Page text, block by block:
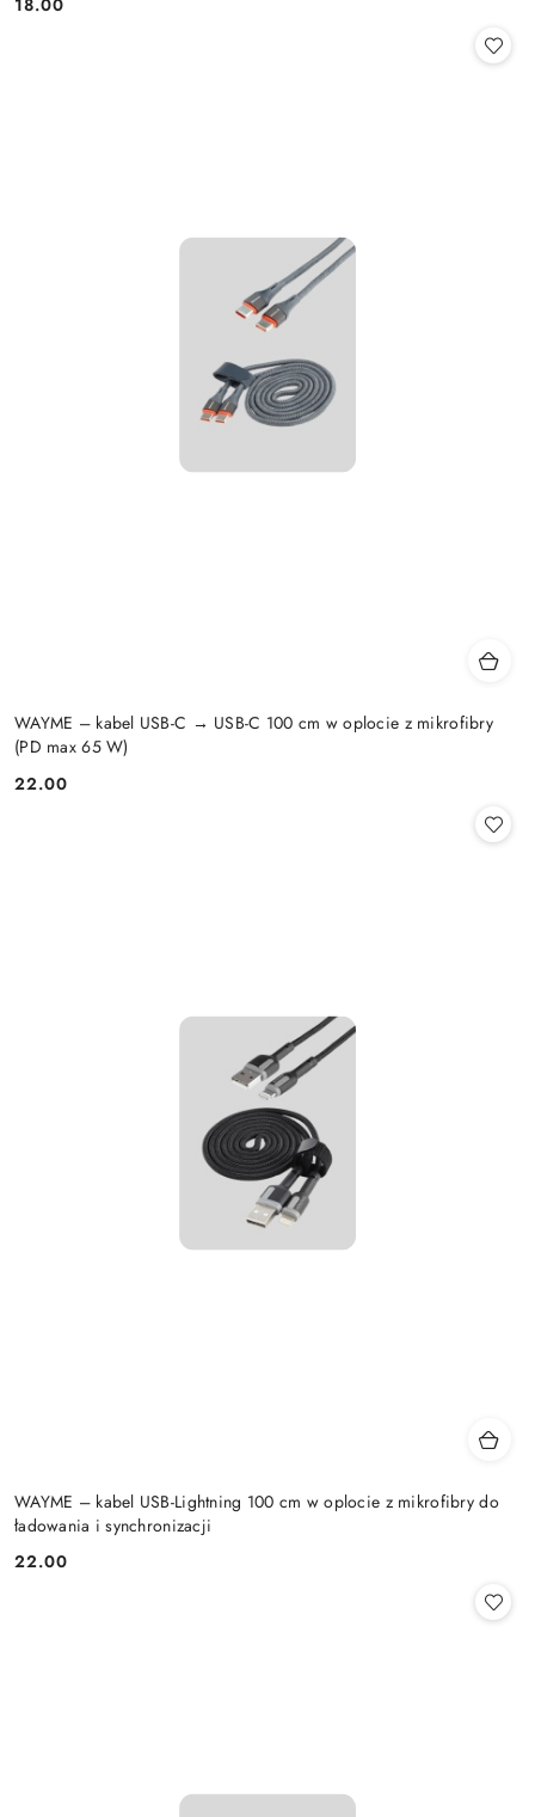
Cena:
18.00
WAYME – kabel USB-C → USB-C 100 cm w oplocie z mikrofibry
(PD max 65 W)
Cena:
22.00
WAYME – kabel USB-Lightning 100 cm w oplocie z mikrofibry do
ładowania i synchronizacji
Cena:
22.00